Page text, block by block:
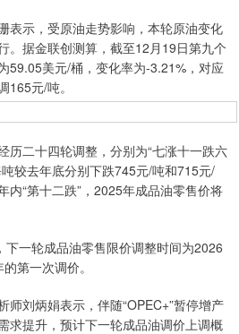
示，受原油走势影响，本轮原油变化
。据金联创测算，截至12月19日第九个
59.05美元/桶，变化率为-3.21%，对应
元/吨。
二十四轮调整，分别为“七涨十一跌六
较去年底分别下跌745元/吨和715元/
内“第十二跌”，2025年成品油零售价将
一轮成品油零售限价调整时间为2026
第一次调价。
刘炳娟表示，伴随“OPEC+”暂停增产
求提升，预计下一轮成品油调价上调概